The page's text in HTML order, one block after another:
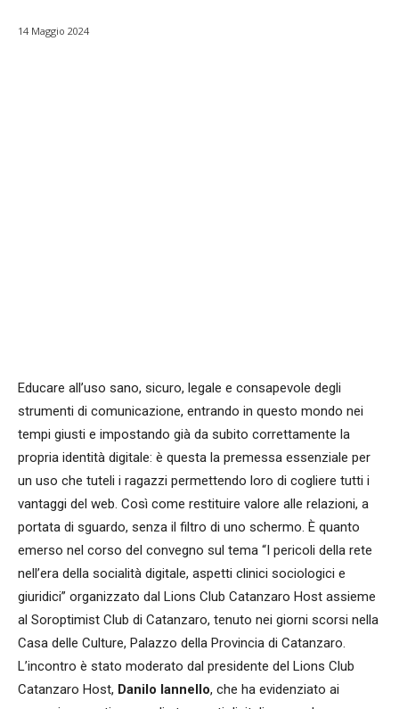
14 Maggio 2024
Educare all’uso sano, sicuro, legale e consapevole degli
strumenti di comunicazione, entrando in questo mondo nei
tempi giusti e impostando già da subito correttamente la
propria identità digitale: è questa la premessa essenziale per
un uso che tuteli i ragazzi permettendo loro di cogliere tutti i
vantaggi del web. Così come restituire valore alle relazioni, a
portata di sguardo, senza il filtro di uno schermo. È quanto
emerso nel corso del convegno sul tema “I pericoli della rete
nell’era della socialità digitale, aspetti clinici sociologici e
giuridici” organizzato dal Lions Club Catanzaro Host assieme
al Soroptimist Club di Catanzaro, tenuto nei giorni scorsi nella
Casa delle Culture, Palazzo della Provincia di Catanzaro.
L’incontro è stato moderato dal presidente del Lions Club
Catanzaro Host, Danilo Iannello, che ha evidenziato ai